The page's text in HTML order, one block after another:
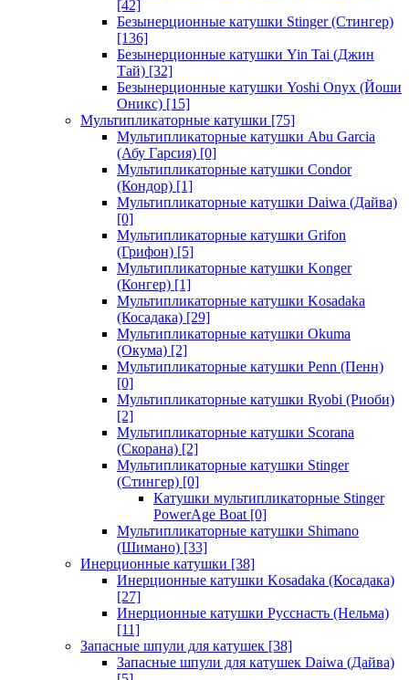
[42]
Безынерционные катушки Stinger (Стингер)
[136]
Безынерционные катушки Yin Tai (Джин
Тай) [32]
Безынерционные катушки Yoshi Onyx (Йоши
Оникс) [15]
Мультипликаторные катушки [75]
Мультипликаторные катушки Abu Garcia
(Абу Гарсия) [0]
Мультипликаторные катушки Condor
(Кондор) [1]
Мультипликаторные катушки Daiwa (Дайва)
[0]
Мультипликаторные катушки Grifon
(Грифон) [5]
Мультипликаторные катушки Konger
(Конгер) [1]
Мультипликаторные катушки Kosadaka
(Косадака) [29]
Мультипликаторные катушки Okuma
(Окума) [2]
Мультипликаторные катушки Penn (Пенн)
[0]
Мультипликаторные катушки Ryobi (Риоби)
[2]
Мультипликаторные катушки Scorana
(Скорана) [2]
Мультипликаторные катушки Stinger
(Стингер) [0]
Катушки мультипликаторные Stinger
PowerAge Boat [0]
Мультипликаторные катушки Shimano
(Шимано) [33]
Инерционные катушки [38]
Инерционные катушки Kosadaka (Косадака)
[27]
Инерционные катушки Русснасть (Нельма)
[11]
Запасные шпули для катушек [38]
Запасные шпули для катушек Daiwa (Дайва)